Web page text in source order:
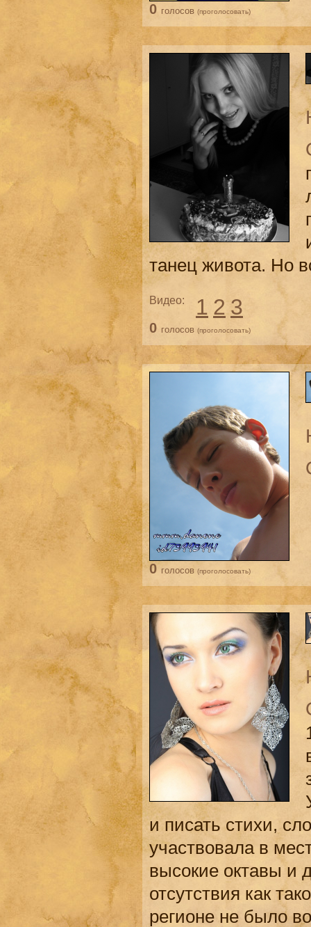
0 голосов (проголосовать)
танец живота. Но
Видео: 1 2 3
0 голосов (проголосовать)
0 голосов (проголосовать)
и писать стихи,
участвовала в
высокие октавы и
отсутствия как
регионе не было